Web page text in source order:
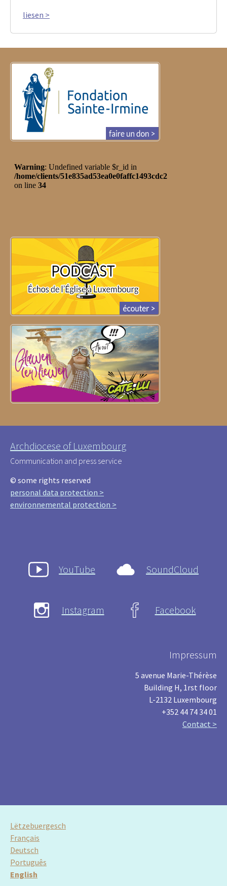
liesen >
Archdiocese of Luxembourg
Communication and press service
© some rights reserved
personal data protection >
environnemental protection >
YouTube SoundCloud
Instagram Facebook
Impressum
5 avenue Marie-Thérèse
Building H, 1rst floor
L-2132 Luxembourg
+352 44 74 34 01
Contact >
Lëtzebuergesch
Français
Deutsch
Português
English